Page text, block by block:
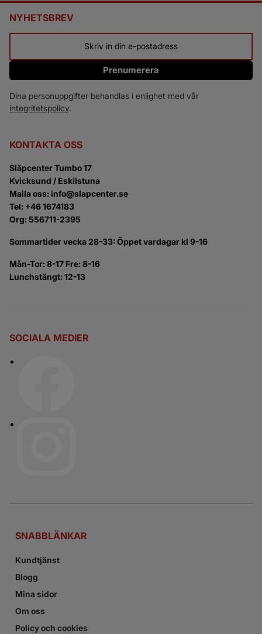
NYHETSBREV
Prenumerera
Dina personuppgifter behandlas i enlighet med vår
integritetspolicy.
KONTAKTA OSS
Släpcenter Tumbo 17
Kvicksund / Eskilstuna
Maila oss: info@slapcenter.se
Tel: +46 1674183
Org: 556711-2395
Sommartider vecka 28-33: Öppet vardagar kl 9-16
Mån-Tor: 8-17 Fre: 8-16
Lunchstängt: 12-13
SOCIALA MEDIER
SNABBLÄNKAR
Kundtjänst
Blogg
Mina sidor
Om oss
Policy och cookies